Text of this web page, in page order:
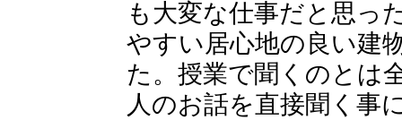
も大変な仕事だと思っ
やすい居心地の良い建
た。授業で聞くのとは
人のお話を直接聞く事